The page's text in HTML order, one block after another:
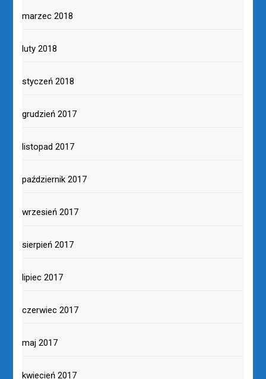
marzec 2018
luty 2018
styczeń 2018
grudzień 2017
listopad 2017
październik 2017
wrzesień 2017
sierpień 2017
lipiec 2017
czerwiec 2017
maj 2017
kwiecień 2017